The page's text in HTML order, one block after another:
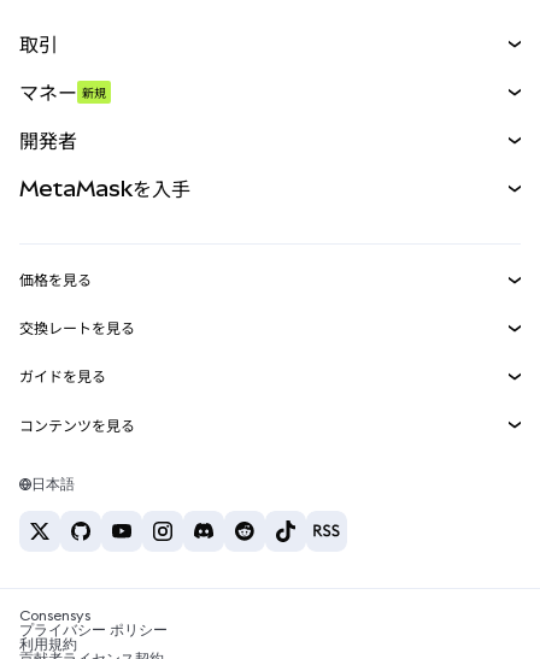
取引
パーペチュアル
RWA
マネー 新規
開発者
MetaMask Connect
Snaps
Web3サービス
MetaMaskを入手
セキュリティ
サポート
キャリア
お問い合わせ
価格を見る
イーサリアムの価格
Solanaの価格
Tetherの価格
交換レートを見る
ETH→USD
USDT→INR
BTC→INR
ETH→USDT
ガイドを見る
ETHの購入
USDTの購入
SHIBの購入
BNBの購入
コンテンツを見る
Solanaウォレット
税制関連ニュース
日本語
Consensys
プライバシー ポリシー
利用規約